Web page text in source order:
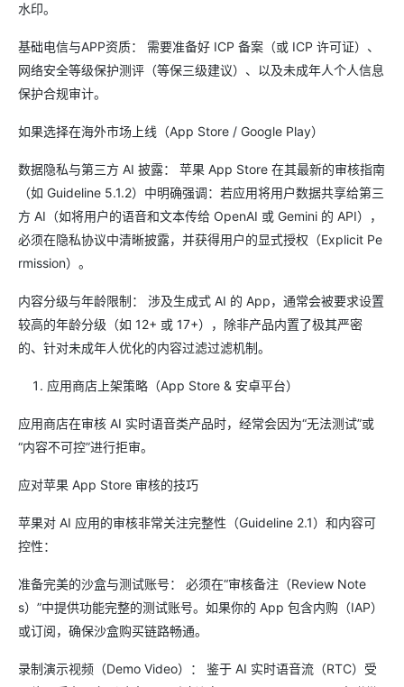
水印。
基础电信与APP资质： 需要准备好 ICP 备案（或 ICP 许可证）、
网络安全等级保护测评（等保三级建议）、以及未成年人个人信息
保护合规审计。
如果选择在海外市场上线（App Store / Google Play）
数据隐私与第三方 AI 披露： 苹果 App Store 在其最新的审核指南
（如 Guideline 5.1.2）中明确强调：若应用将用户数据共享给第三
方 AI（如将用户的语音和文本传给 OpenAI 或 Gemini 的 API），
必须在隐私协议中清晰披露，并获得用户的显式授权（Explicit Pe
rmission）。
内容分级与年龄限制： 涉及生成式 AI 的 App，通常会被要求设置
较高的年龄分级（如 12+ 或 17+），除非产品内置了极其严密
的、针对未成年人优化的内容过滤过滤机制。
应用商店上架策略（App Store & 安卓平台）
应用商店在审核 AI 实时语音类产品时，经常会因为“无法测试”或
“内容不可控”进行拒审。
应对苹果 App Store 审核的技巧
苹果对 AI 应用的审核非常关注完整性（Guideline 2.1）和内容可
控性：
准备完美的沙盒与测试账号： 必须在“审核备注（Review Note
s）”中提供功能完整的测试账号。如果你的 App 包含内购（IAP）
或订阅，确保沙盒购买链路畅通。
录制演示视频（Demo Video）： 鉴于 AI 实时语音流（RTC）受